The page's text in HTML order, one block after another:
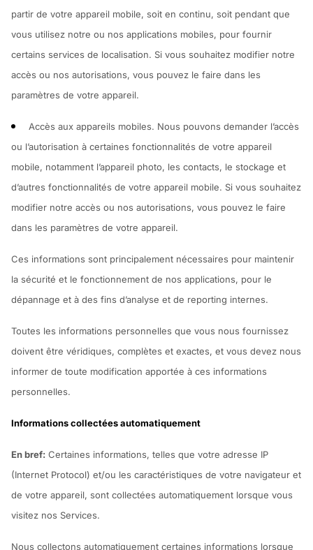
partir de votre appareil mobile, soit en continu, soit pendant que
vous utilisez notre ou nos applications mobiles, pour fournir
certains services de localisation. Si vous souhaitez modifier notre
accès ou nos autorisations, vous pouvez le faire dans les
paramètres de votre appareil.
Accès aux appareils mobiles. Nous pouvons demander l’accès
ou l’autorisation à certaines fonctionnalités de votre appareil
mobile, notamment l’appareil photo, les contacts, le stockage et
d’autres fonctionnalités de votre appareil mobile. Si vous souhaitez
modifier notre accès ou nos autorisations, vous pouvez le faire
dans les paramètres de votre appareil.
Ces informations sont principalement nécessaires pour maintenir
la sécurité et le fonctionnement de nos applications, pour le
dépannage et à des fins d’analyse et de reporting internes.
Toutes les informations personnelles que vous nous fournissez
doivent être véridiques, complètes et exactes, et vous devez nous
informer de toute modification apportée à ces informations
personnelles.
Informations collectées automatiquement
En bref: Certaines informations, telles que votre adresse IP
(Internet Protocol) et/ou les caractéristiques de votre navigateur et
de votre appareil, sont collectées automatiquement lorsque vous
visitez nos Services.
Nous collectons automatiquement certaines informations lorsque